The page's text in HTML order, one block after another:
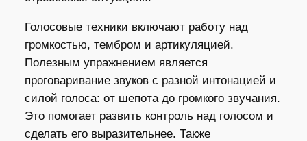
Голосовые техники включают работу над
громкостью, тембром и артикуляцией.
Полезным упражнением является
проговаривание звуков с разной интонацией и
силой голоса: от шепота до громкого звучания.
Это помогает развить контроль над голосом и
сделать его выразительнее. Также